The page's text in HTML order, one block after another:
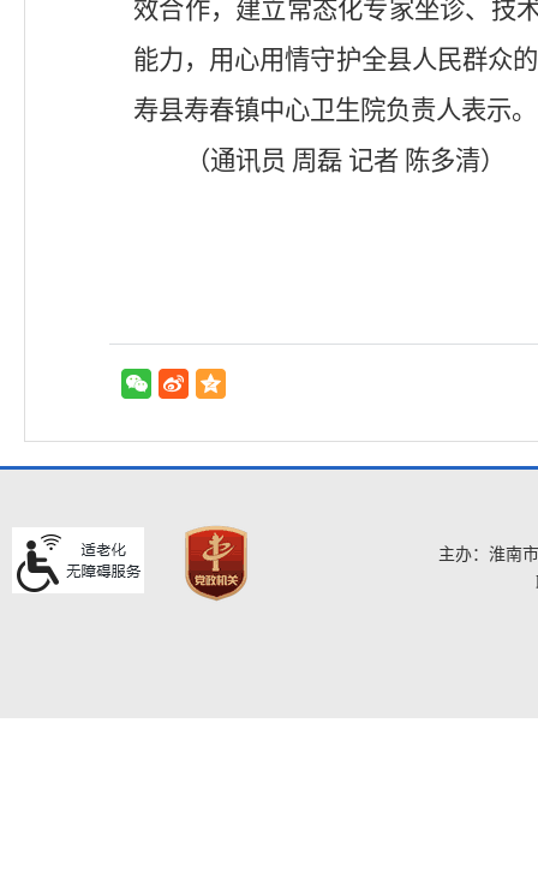
效合作，建立常态化专家坐诊、技
能力，用心用情守护全县人民群众
寿县寿春镇中心卫生院负责人表示。
（通讯员 周磊 记者 陈多清）
主办：淮南